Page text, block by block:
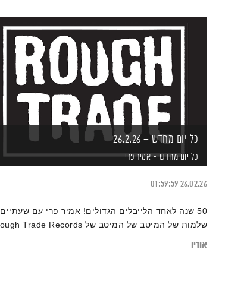
כל יום מחדש – 26.2.26
כל יום מחדש אמיר פרי
26.02.26
01:59:59
50 שנה לאחד הלייבלים הגדולים! אמיר פרי עם שעתיים
שלמות של המיטב של המיטב של Rough Trade Records
אודיו